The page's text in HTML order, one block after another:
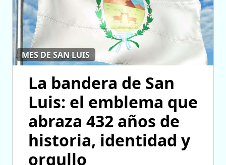
MES DE SAN LUIS
La bandera de San
Luis: el emblema que
abraza 432 años de
historia, identidad y
orgullo